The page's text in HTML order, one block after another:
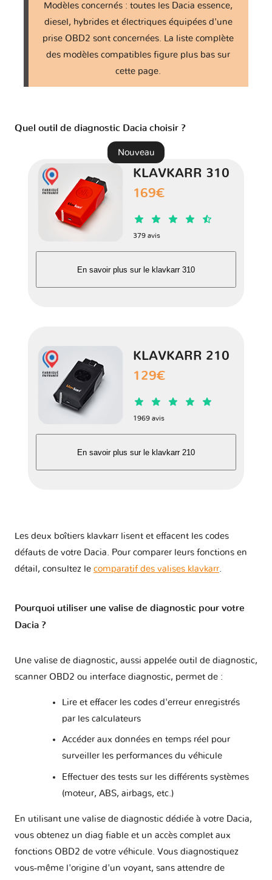
Sandero III 1 version
Solenza 1 version
Modèles concernés : toutes les Dacia essence,
diesel, hybrides et électriques équipées d'une
prise OBD2 sont concernées. La liste complète
des modèles compatibles figure plus bas sur
cette page.
Quel outil de diagnostic Dacia choisir ?
Nouveau
KLAVKARR 310
169€
379 avis
En savoir plus sur le klavkarr 310
KLAVKARR 210
129€
1969 avis
En savoir plus sur le klavkarr 210
Les deux boîtiers klavkarr lisent et effacent les codes
défauts de votre Dacia. Pour comparer leurs fonctions en
détail, consultez le comparatif des valises klavkarr.
Pourquoi utiliser une valise de diagnostic pour votre
Dacia ?
Une valise de diagnostic, aussi appelée outil de diagnostic,
scanner OBD2 ou interface diagnostic, permet de :
Lire et effacer les codes d'erreur enregistrés
par les calculateurs
Accéder aux données en temps réel pour
surveiller les performances du véhicule
Effectuer des tests sur les différents systèmes
(moteur, ABS, airbags, etc.)
En utilisant une valise de diagnostic dédiée à votre Dacia,
vous obtenez un diag fiable et un accès complet aux
fonctions OBD2 de votre véhicule. Vous diagnostiquez
vous-même l'origine d'un voyant, sans attendre de